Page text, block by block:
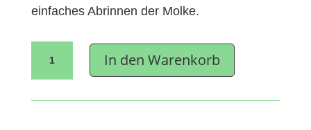
einfaches Abrinnen der Molke.
Korbform
groß,
In den Warenkorb